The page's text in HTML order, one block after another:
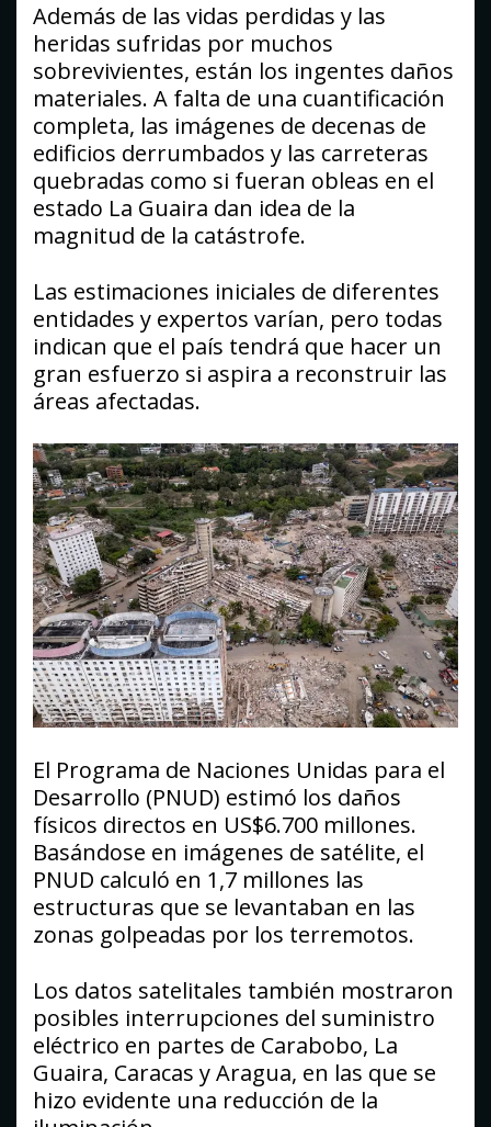
Además de las vidas perdidas y las
heridas sufridas por muchos
sobrevivientes, están los ingentes daños
materiales. A falta de una cuantificación
completa, las imágenes de decenas de
edificios derrumbados y las carreteras
quebradas como si fueran obleas en el
estado La Guaira dan idea de la
magnitud de la catástrofe.
Las estimaciones iniciales de diferentes
entidades y expertos varían, pero todas
indican que el país tendrá que hacer un
gran esfuerzo si aspira a reconstruir las
áreas afectadas.
El Programa de Naciones Unidas para el
Desarrollo (PNUD) estimó los daños
físicos directos en US$6.700 millones.
Basándose en imágenes de satélite, el
PNUD calculó en 1,7 millones las
estructuras que se levantaban en las
zonas golpeadas por los terremotos.
Los datos satelitales también mostraron
posibles interrupciones del suministro
eléctrico en partes de Carabobo, La
Guaira, Caracas y Aragua, en las que se
hizo evidente una reducción de la